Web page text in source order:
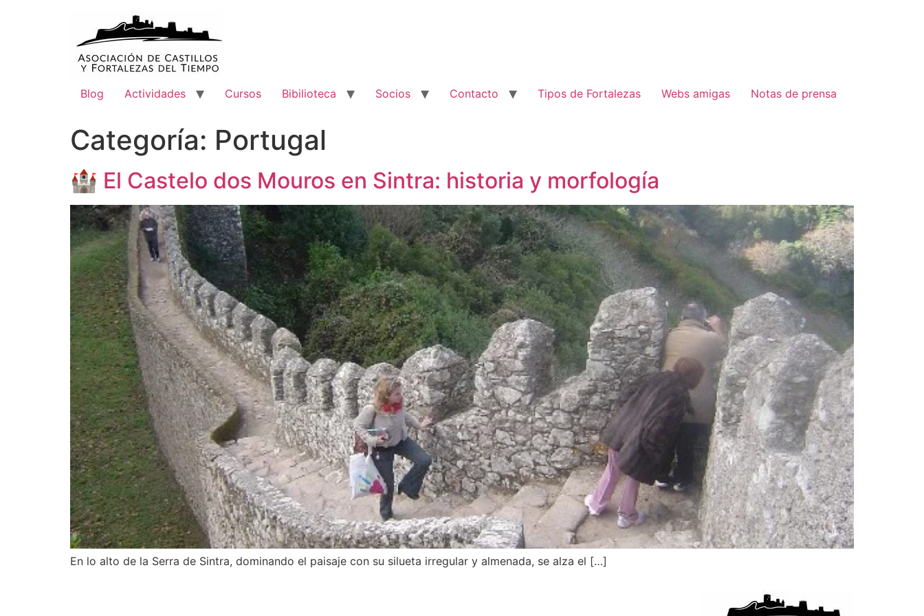
Blog Actividades Cursos Bibilioteca Socios Contacto Tipos de Fortalezas Webs amigas Notas de prensa
Categoría: Portugal
🏰 El Castelo dos Mouros en Sintra: historia y morfología
En lo alto de la Serra de Sintra, dominando el paisaje con su silueta irregular y almenada, se alza el […]